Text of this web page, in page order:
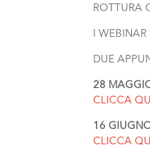
ROTTURA
I
DUE
28
CLICCA
16
CLICCA